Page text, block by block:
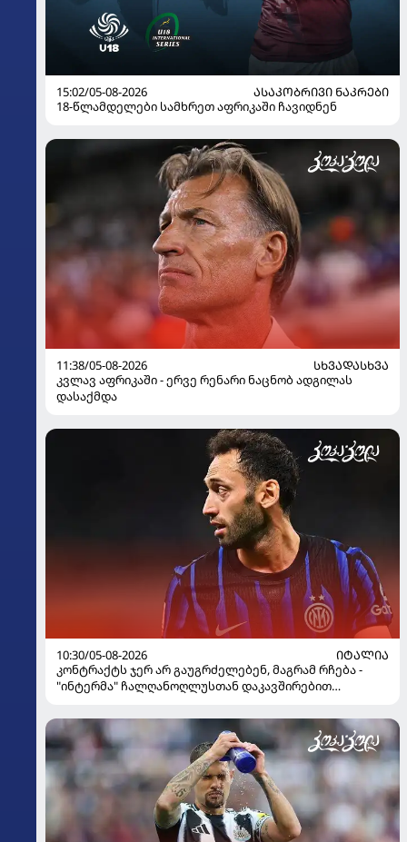
15:02/05-08-2026
ᲐᲡᲐᲙᲝᲑᲠᲘᲕᲘ ᲜᲐᲙᲠᲔᲑᲘ
18-წლამდელები სამხრეთ აფრიკაში ჩავიდნენ
11:38/05-08-2026
ᲡᲮᲕᲐᲓᲐᲡᲮᲕᲐ
კვლავ აფრიკაში - ერვე რენარი ნაცნობ ადგილას
დასაქმდა
10:30/05-08-2026
ᲘᲢᲐᲚᲘᲐ
კონტრაქტს ჯერ არ გაუგრძელებენ, მაგრამ რჩება -
"ინტერმა" ჩალღანოღლუსთან დაკავშირებით